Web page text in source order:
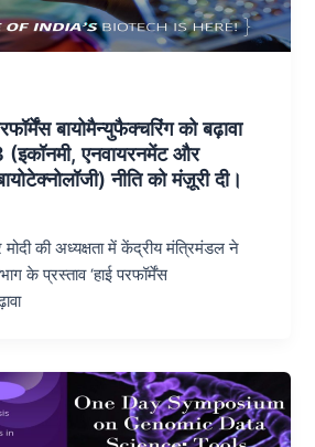
बायोमैन्युफैक्चरिंग को बढ़ावा
एनवायरनमेंट और
नीति को मंज़ूरी दी।
की अध्यक्षता में केंद्रीय मंत्रिमंडल ने
के प्रस्ताव ‘हाई परफॉर्मेंस